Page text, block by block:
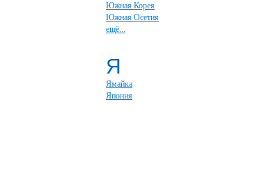
Южная Корея
Южная Осетия
ещё...
Я
Ямайка
Япония